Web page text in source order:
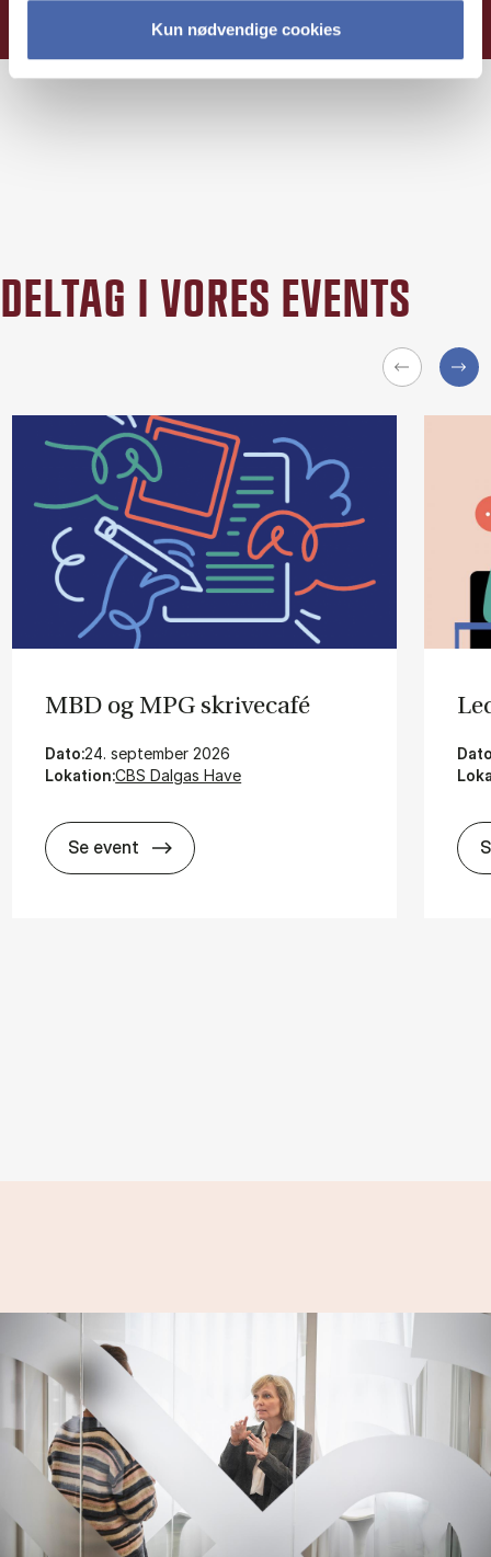
Kun nødvendige cookies
DELTAG I VORES EVENTS
MBD og MPG skri­vecafé
Dato:24. september 2026
Lokation:CBS Dalgas Have
Se event MBD og MPG skri­vecafé